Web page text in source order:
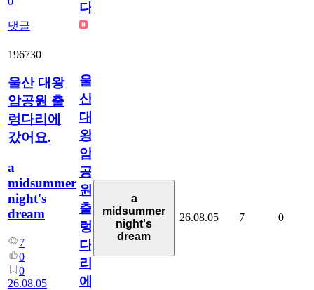
댓글
다
196730
울산 대왕
암공원 출
렁다리에
갔어요.
a
midsummer
night's
dream
7
0
0
26.08.05
울
산
대
왕
암
공
원
출
렁
다
리
에
a
midsummer
night's
dream
26.08.05 7 0